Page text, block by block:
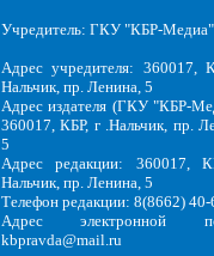
Учредитель: ГКУ "КБР-Медиа"
Адрес учредителя: 360017,
Нальчик, пр. Ленина, 5
Адрес издателя (ГКУ "КБР-
360017, КБР, г .Нальчик, пр.
5
Адрес редакции: 360017,
Нальчик, пр. Ленина, 5
Телефон редакции: 8(8662)
Адрес электронной
kbpravda@mail.ru